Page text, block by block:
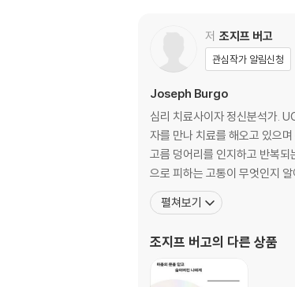
7장 사회적 불안 장애
9장 난잡한 성생활과 중독
10장 일상생활에서 수치심 회피하기
수치심 부정하기
11장 이상화된 거짓 자아
12장 우월 의식과 경멸감
14장 일상생활에서 수치심 부정하기
수치심 통제하기
15장 자기조롱
저 조지프 버고
관심작가 알림신청
Joseph Burgo
심리 치료사이자 정신분석가.
자를 만나 치료를 해오고 있으
고름 덩어리를 인지하고 반복되
으로 피하는 고통이 무엇인지
펼쳐보기
조지프 버고의 다른 상품